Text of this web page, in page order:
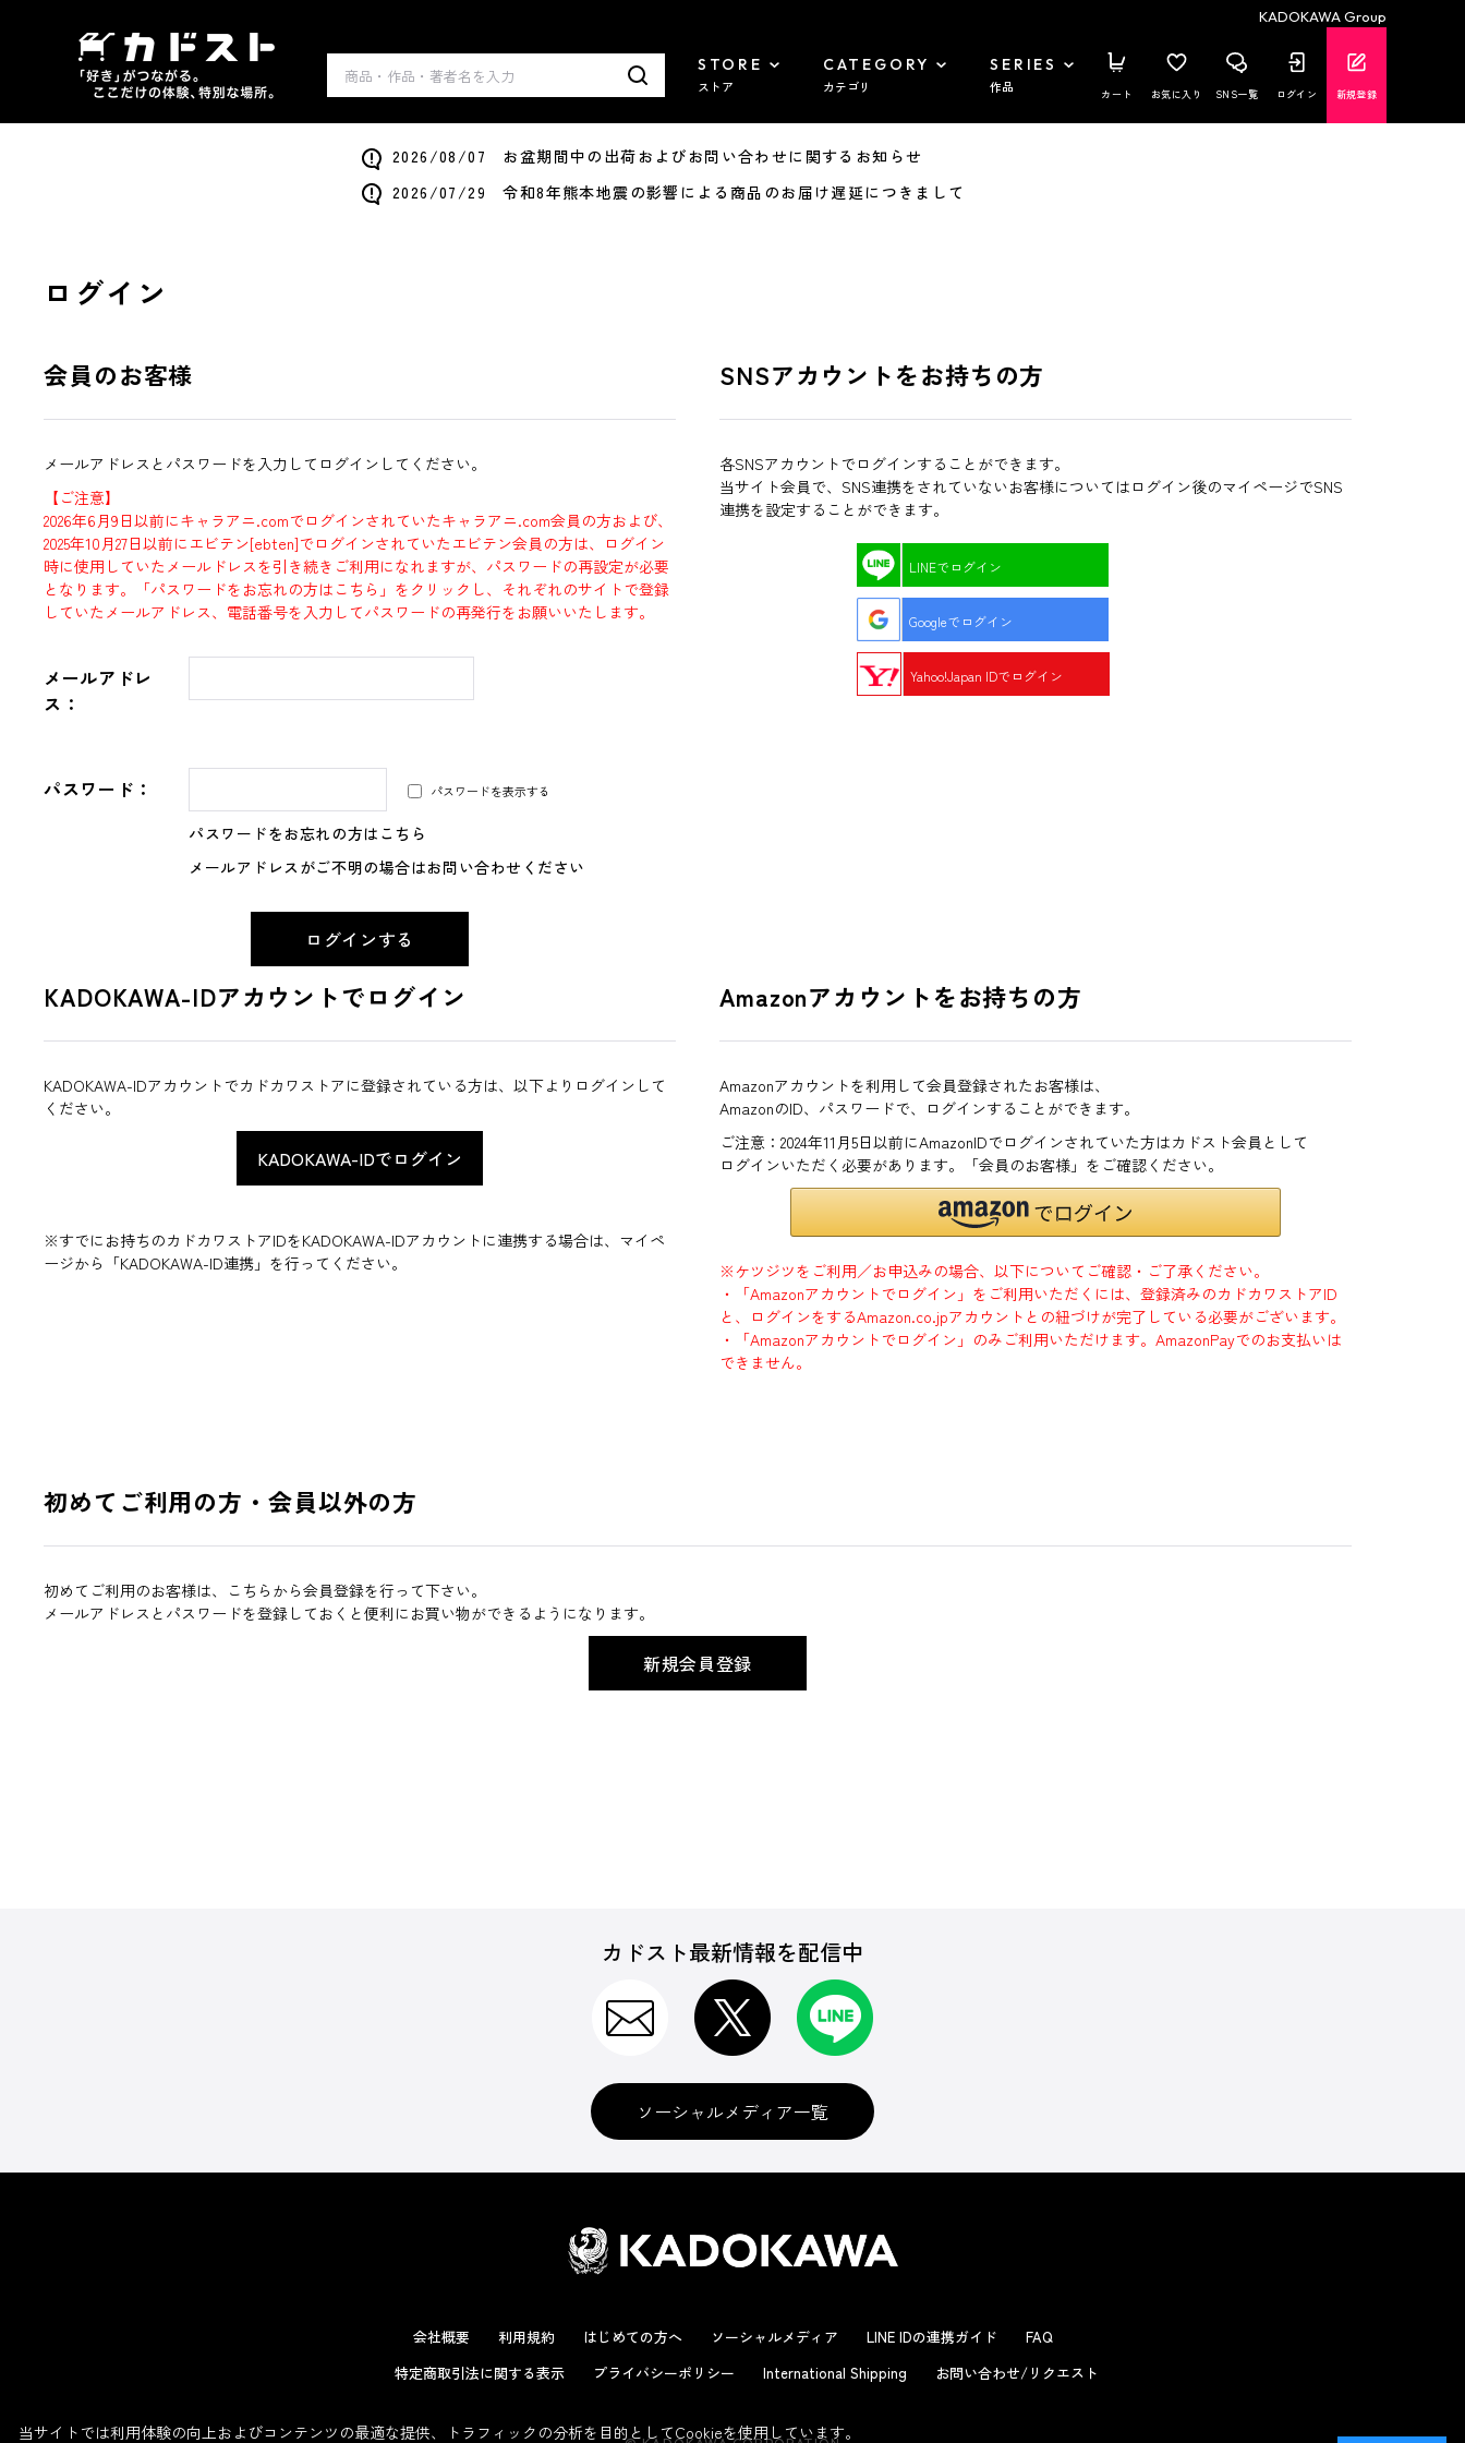
KADOKAWA Group
STORE
ストア
CATEGORY
カテゴリ
SERIES
作品 カート お気に入り SNS一覧 ログイン 新規登録
2026/08/07 お盆期間中の出荷およびお問い合わせに関するお知らせ
2026/07/29 令和8年熊本地震の影響による商品のお届け遅延につきまして
ログイン
会員のお客様
メールアドレスとパスワードを入力してログインしてください。
【ご注意】
2026年6月9日以前にキャラアニ.comでログインされていたキャラアニ.com会員の方および、
2025年10月27日以前にエビテン[ebten]でログインされていたエビテン会員の方は、ログイン
時に使用していたメールドレスを引き続きご利用になれますが、パスワードの再設定が必要
となります。「パスワードをお忘れの方はこちら」をクリックし、それぞれのサイトで登録
していたメールアドレス、電話番号を入力してパスワードの再発行をお願いいたします。
メールアドレ
ス：
パスワード： パスワードを表示する
パスワードをお忘れの方はこちら
メールアドレスがご不明の場合はお問い合わせください
KADOKAWA-IDアカウントでログイン
KADOKAWA-IDアカウントでカドカワストアに登録されている方は、以下よりログインして
ください。
※すでにお持ちのカドカワストアIDをKADOKAWA-IDアカウントに連携する場合は、マイペ
ージから「KADOKAWA-ID連携」を行ってください。
SNSアカウントをお持ちの方
各SNSアカウントでログインすることができます。
当サイト会員で、SNS連携をされていないお客様についてはログイン後のマイページでSNS
連携を設定することができます。
LINEでログイン
Googleでログイン
Yahoo!Japan IDでログイン
Amazonアカウントをお持ちの方
Amazonアカウントを利用して会員登録されたお客様は、
AmazonのID、パスワードで、ログインすることができます。
ご注意：2024年11月5日以前にAmazonIDでログインされていた方はカドスト会員として
ログインいただく必要があります。「会員のお客様」をご確認ください。
※ケツジツをご利用／お申込みの場合、以下についてご確認・ご了承ください。
・「Amazonアカウントでログイン」をご利用いただくには、登録済みのカドカワストアID
と、ログインをするAmazon.co.jpアカウントとの紐づけが完了している必要がございます。
・「Amazonアカウントでログイン」のみご利用いただけます。AmazonPayでのお支払いは
できません。
初めてご利用の方・会員以外の方
初めてご利用のお客様は、こちらから会員登録を行って下さい。
メールアドレスとパスワードを登録しておくと便利にお買い物ができるようになります。
カドスト最新情報を配信中
ソーシャルメディア一覧
会社概要 利用規約 はじめての方へ ソーシャルメディア LINE IDの連携ガイド
FAQ
特定商取引法に関する表示
プライバシーポリシー International Shipping お問い合わせ/リクエスト
当サイトでは利用体験の向上およびコンテンツの最適な提供、トラフィックの分析を目的としてCookieを使用しています。